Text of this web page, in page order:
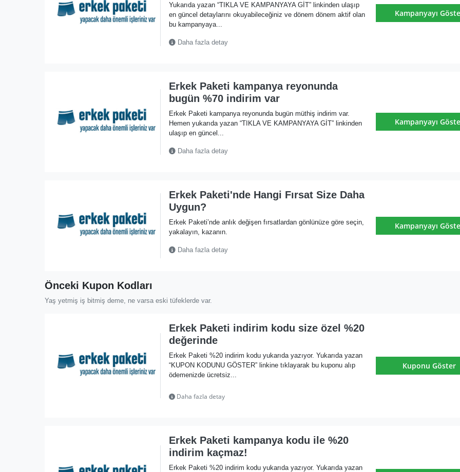
Yukarıda yazan “TIKLA VE KAMPANYAYA GİT” linkinden ulaşıp
en güncel detaylarını okuyabileceğiniz ve dönem dönem aktif olan
bu kampanyaya...
Daha fazla detay
Kampanyayı
Erkek Paketi kampanya reyonunda
bugün %70 indirim var
Erkek Paketi kampanya reyonunda bugün müthiş indirim var.
Hemen yukarıda yazan “TIKLA VE KAMPANYAYA GİT” linkinden
ulaşıp en güncel...
Daha fazla detay
Kampanyayı
Erkek Paketi'nde Hangi Fırsat Size Daha
Uygun?
Erkek Paketi’nde anlık değişen fırsatlardan gönlünüze göre seçin,
yakalayın, kazanın.
Daha fazla detay
Kampanyayı
Önceki Kupon Kodları
Yaş yetmiş iş bitmiş deme, ne varsa eski tüfeklerde var.
Erkek Paketi indirim kodu size özel %20
değerinde
Erkek Paketi %20 indirim kodu yukarıda yazıyor. Yukarıda yazan
“KUPON KODUNU GÖSTER” linkine tıklayarak bu kuponu alıp
ödemenizde ücretsiz...
Daha fazla detay
Kuponu Göster
Erkek Paketi kampanya kodu ile %20
indirim kaçmaz!
Erkek Paketi %20 indirim kodu yukarıda yazıyor. Yukarıda yazan